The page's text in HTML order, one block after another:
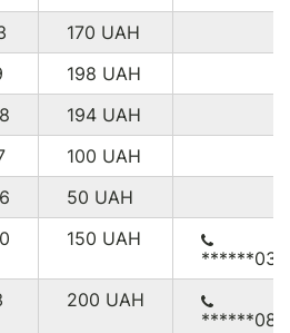
170 UAH
198 UAH
194 UAH
100 UAH
50 UAH
150 UAH
200 UAH